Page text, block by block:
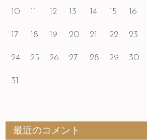
10 11 12 13 14 15 16
17 18 19 20 21 22 23
24 25 26 27 28 29 30
31
最近のコメント